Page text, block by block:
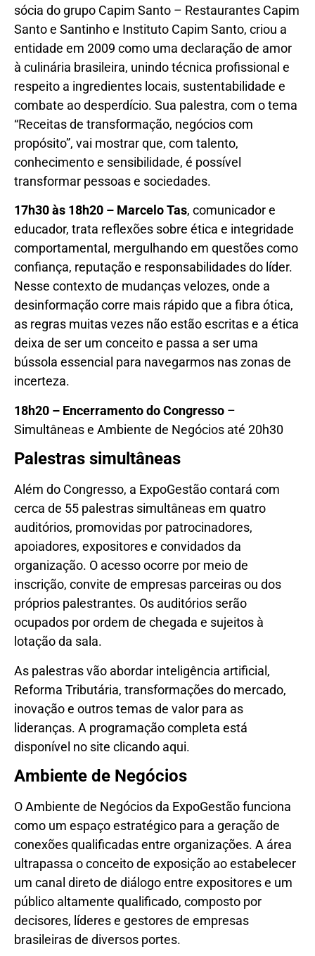
sócia do grupo Capim Santo – Restaurantes Capim
Santo e Santinho e Instituto Capim Santo, criou a
entidade em 2009 como uma declaração de amor
à culinária brasileira, unindo técnica profissional e
respeito a ingredientes locais, sustentabilidade e
combate ao desperdício. Sua palestra, com o tema
“Receitas de transformação, negócios com
propósito”, vai mostrar que, com talento,
conhecimento e sensibilidade, é possível
transformar pessoas e sociedades.
17h30 às 18h20 – Marcelo Tas, comunicador e
educador, trata reflexões sobre ética e integridade
comportamental, mergulhando em questões como
confiança, reputação e responsabilidades do líder.
Nesse contexto de mudanças velozes, onde a
desinformação corre mais rápido que a fibra ótica,
as regras muitas vezes não estão escritas e a ética
deixa de ser um conceito e passa a ser uma
bússola essencial para navegarmos nas zonas de
incerteza.
18h20 – Encerramento do Congresso –
Simultâneas e Ambiente de Negócios até 20h30
Palestras simultâneas
Além do Congresso, a ExpoGestão contará com
cerca de 55 palestras simultâneas em quatro
auditórios, promovidas por patrocinadores,
apoiadores, expositores e convidados da
organização. O acesso ocorre por meio de
inscrição, convite de empresas parceiras ou dos
próprios palestrantes. Os auditórios serão
ocupados por ordem de chegada e sujeitos à
lotação da sala.
As palestras vão abordar inteligência artificial,
Reforma Tributária, transformações do mercado,
inovação e outros temas de valor para as
lideranças. A programação completa está
disponível no site clicando aqui.
Ambiente de Negócios
O Ambiente de Negócios da ExpoGestão funciona
como um espaço estratégico para a geração de
conexões qualificadas entre organizações. A área
ultrapassa o conceito de exposição ao estabelecer
um canal direto de diálogo entre expositores e um
público altamente qualificado, composto por
decisores, líderes e gestores de empresas
brasileiras de diversos portes.